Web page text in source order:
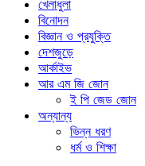
খেলাধুলা
বিনোদন
বিজ্ঞান ও প্রযুক্তি
দেশজুড়ে
আর্কাইভ
আর এম জি জোন
ই পি জেড জোন
অন্যান্য
ভিন্ন ধরণ
ধর্ম ও শিক্ষা